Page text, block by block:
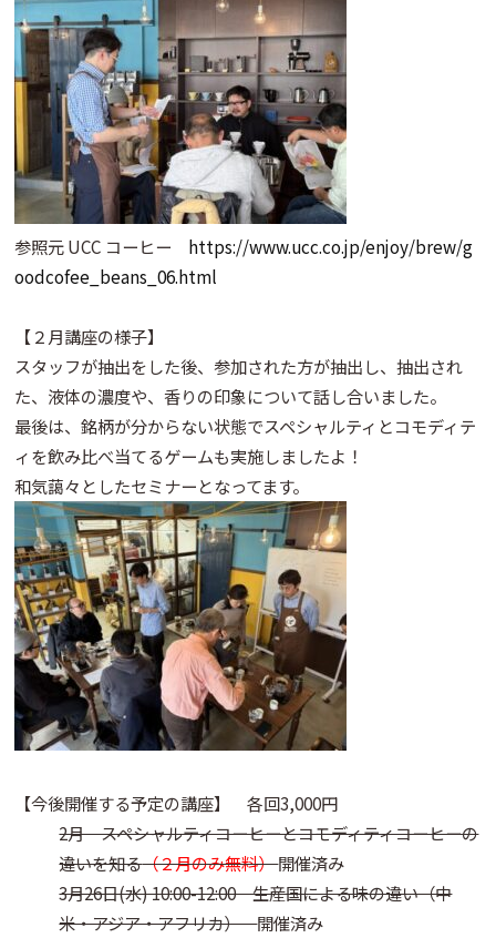
参照元 UCC コーヒー https://www.ucc.co.jp/enjoy/brew/g
oodcofee_beans_06.html
【２月講座の様子】
スタッフが抽出をした後、参加された方が抽出し、抽出され
た、液体の濃度や、香りの印象について話し合いました。
最後は、銘柄が分からない状態でスペシャルティとコモディテ
ィを飲み比べ当てるゲームも実施しましたよ！
和気藹々としたセミナーとなってます。
【今後開催する予定の講座】 各回3,000円
2月 スペシャルティコーヒーとコモディティコーヒーの
違いを知る（２月のみ無料）開催済み
3月26日(水) 10:00-12:00 生産国による味の違い（中
米・アジア・アフリカ）開催済み